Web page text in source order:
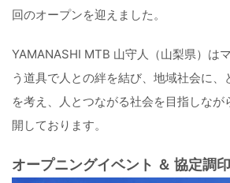
回のオープンを迎えました。
YAMANASHI MTB 山守人（山梨県）は
う道具で人との絆を結び、地域社会に、
を考え、人とつながる社会を目指しなが
開しております。
オープニングイベント ＆ 協定調